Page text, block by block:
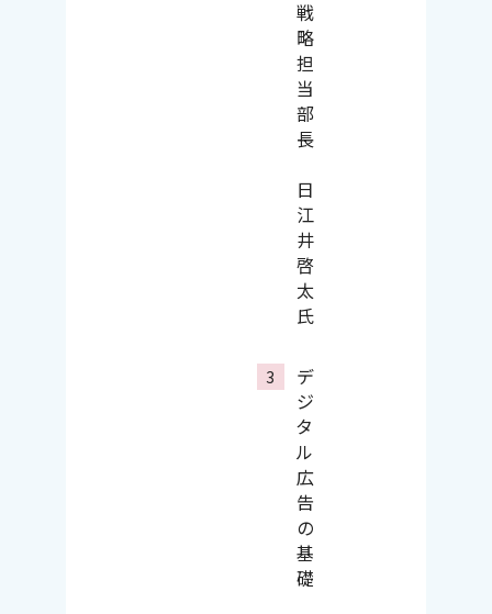
戦
略
担
当
部
長
日
江
井
啓
太
氏
デ
ジ
タ
ル
広
告
の
基
礎